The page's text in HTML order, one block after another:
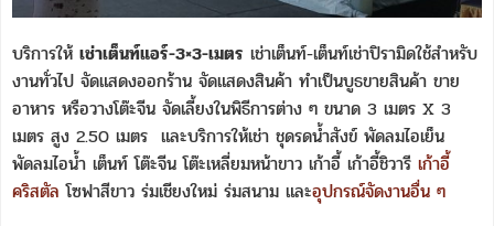
บริการให้ เช่าเต็นท์แอร์-3×3-เมตร เช่าเต็นท์-เต็นท์เช่าปิรามิดใช้สำหรับ
งานทั่วไป จัดแสดงออกร้าน จัดแสดงสินค้า ทำเป็นบูธขายสินค้า ขาย
อาหาร หรือวางโต๊ะจีน จัดเลี้ยงในพิธีการต่าง ๆ ขนาด 3 เมตร X 3
เมตร สูง 2.50 เมตร และบริการให้เช่า ชุดรดน้ำสังข์ พัดลมไอเย็น
พัดลมไอน้ำ เต็นท์ โต๊ะจีน โต๊ะเหลี่ยมหน้าขาว เก้าอี้ เก้าอี้ชิวารี เก้าอี้
คริสตัล โซฟาสีขาว ร่มเชียงใหม่ ร่มสนาม และอุปกรณ์จัดงานอื่น ๆ